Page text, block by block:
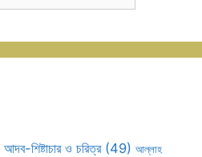
আদব-শিষ্টাচার ও চরিত্র(49) আল্লাহ